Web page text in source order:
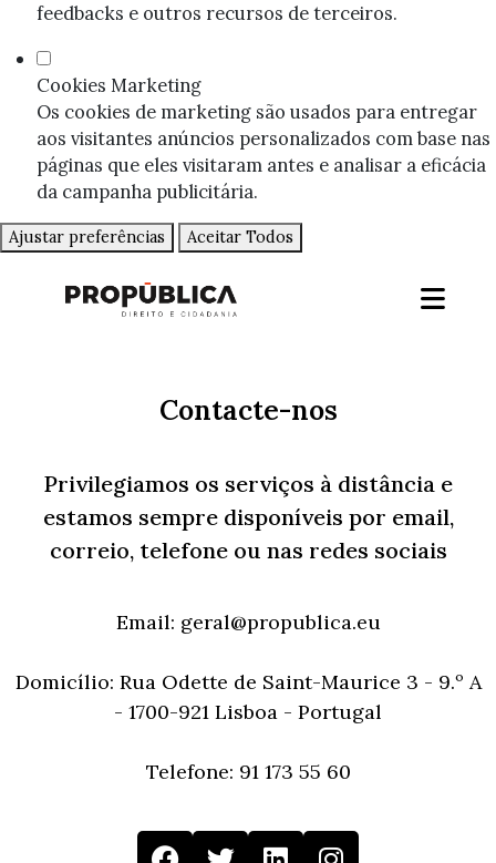
feedbacks e outros recursos de terceiros.
Cookies Marketing
Os cookies de marketing são usados para entregar
aos visitantes anúncios personalizados com base nas
páginas que eles visitaram antes e analisar a eficácia
da campanha publicitária.
Ajustar preferências Aceitar Todos
Contacte-nos
Privilegiamos os serviços à distância e
estamos sempre disponíveis por email,
correio, telefone ou nas redes sociais
Email: geral@propublica.eu
Domicílio: Rua Odette de Saint-Maurice 3 - 9.º A
- 1700-921 Lisboa - Portugal
Telefone: 91 173 55 60